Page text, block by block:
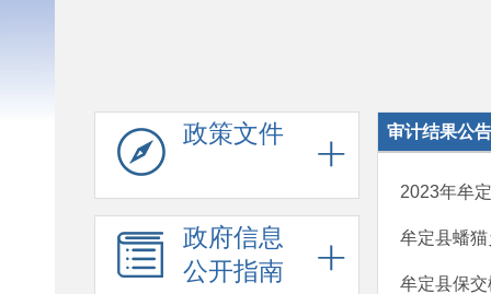
政策文件
政府信息
公开指南
审计结果公告
2023年牟
牟定县蟠
牟定县保